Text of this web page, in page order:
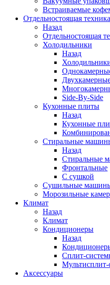
Встраиваемые
Отдельностоящая техника
Назад
Отдельностоящая
Холодильники
Назад
Side-By-Side
Кухонные плиты
Назад
Кухонные
Стиральные
Назад
Стиральные
Фронтальные
С сушкой
Сушильные
Морозильные
Климат
Назад
Климат
Кондиционеры
Назад
Сплит-
Аксессуары